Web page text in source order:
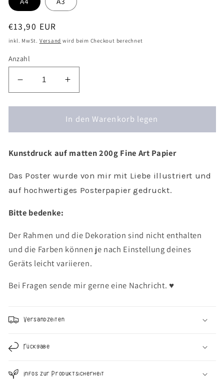
Normaler
Preis
€13,90 EUR
inkl. MwSt. Versand wird beim Checkout berechnet
Anzahl
Verringere
die
Menge
Poster
-
Waldtiere
Erhöhe
die
Menge
für
Poster
-
Waldtiere
In den Warenkorb legen
Kunstdruck auf matten 200g Fine Art Papier
Das Poster wurde von mir mit Liebe illustriert und
auf hochwertiges Posterpapier gedruckt.
Bitte bedenke:
Der Rahmen und die Dekoration sind nicht enthalten
und die Farben können je nach Einstellung deines
Geräts leicht variieren.
Bei Fragen sende mir gerne eine Nachricht. ♥︎
Versandzeiten
Rückgabe
Infos zur Produktsicherheit